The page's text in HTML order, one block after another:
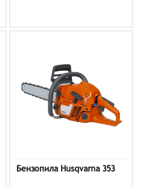
Бензопила Husqvarna 353